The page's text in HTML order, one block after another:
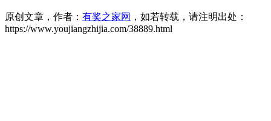
原创文章，作者： 有奖之家网 ，如若转载，请注明出处：
https://www.youjiangzhijia.com/38889.html